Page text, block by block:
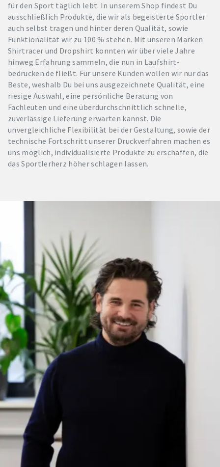
für den Sport täglich lebt. In unserem Shop findest Du
ausschließlich Produkte, die wir als begeisterte Sportler
auch selbst tragen und hinter deren Qualität, sowie
Funktionalität wir zu 100 % stehen. Mit unseren Marken
Shirtracer und Dropshirt konnten wir über viele Jahre
hinweg Erfahrung sammeln, die nun in Laufshirt-
bedrucken.de fließt. Für unsere Kunden wollen wir nur das
Beste, weshalb Du bei uns ausgezeichnete Qualität, eine
riesige Auswahl, eine persönliche Beratung von
Fachleuten und eine überdurchschnittlich schnelle,
zuverlässige Lieferung erwarten kannst. Die
unvergleichliche Flexibilität bei der Gestaltung, sowie der
technische Fortschritt unserer Druckverfahren machen es
uns möglich, individualisierte Produkte zu erschaffen, die
das Sportlerherz höher schlagen lassen.